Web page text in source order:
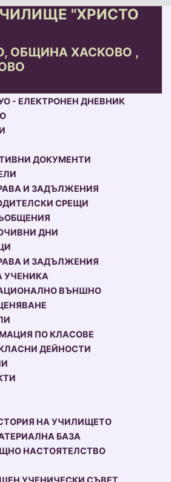
"ХРИСТО
ОБЩИНА ХАСКОВО ,
- ЕЛЕКТРОНЕН ДНЕВНИК
ДОКУМЕНТИ
И ЗАДЪЛЖЕНИЯ
СРЕЩИ
ДНИ
И ЗАДЪЛЖЕНИЯ
УЧЕНИКА
ВЪНШНО
ПО КЛАСОВЕ
ДЕЙНОСТИ
НА УЧИЛИЩЕТО
БАЗА
НАСТОЯТЕЛСТВО
УЧЕНИЧЕСКИ СЪВЕТ